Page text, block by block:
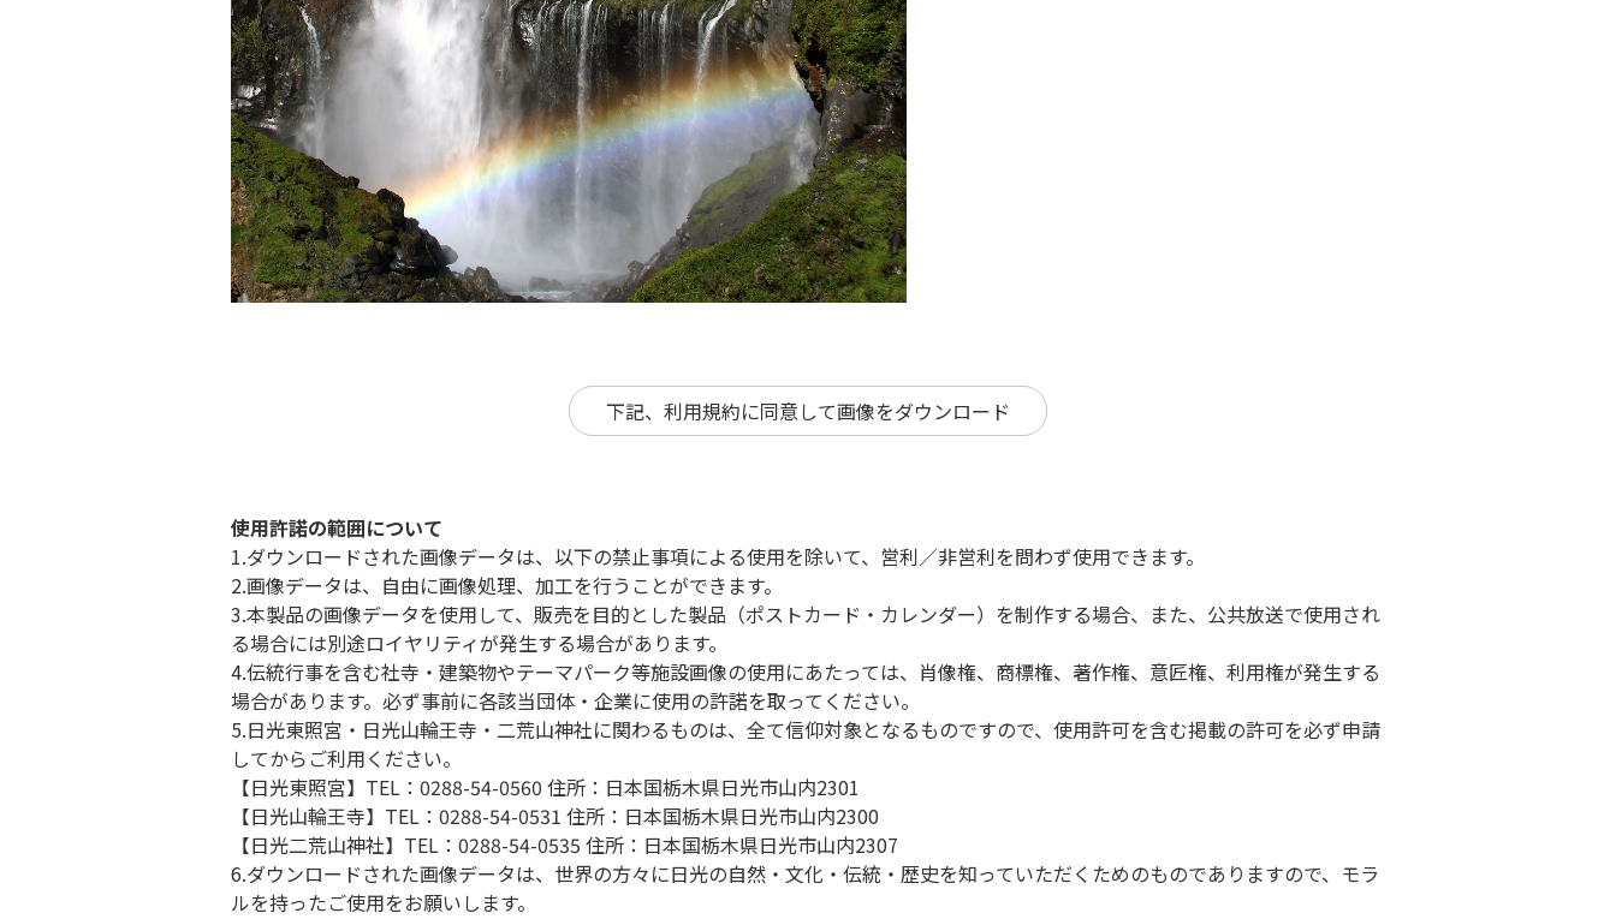
下記、利用規約に同意して画像をダウンロード
使用許諾の範囲について
1.ダウンロードされた画像データは、以下の禁止事項による使用を除いて、営利／非営利を問わず使用できます。
2.画像データは、自由に画像処理、加工を行うことができます。
3.本製品の画像データを使用して、販売を目的とした製品（ポストカード・カレンダー）を制作する場合、また、公共放送で使用され
る場合には別途ロイヤリティが発生する場合があります。
4.伝統行事を含む社寺・建築物やテーマパーク等施設画像の使用にあたっては、肖像権、商標権、著作権、意匠権、利用権が発生する
場合があります。必ず事前に各該当団体・企業に使用の許諾を取ってください。
5.日光東照宮・日光山輪王寺・二荒山神社に関わるものは、全て信仰対象となるものですので、使用許可を含む掲載の許可を必ず申請
してからご利用ください。
【日光東照宮】TEL：0288-54-0560 住所：日本国栃木県日光市山内2301
【日光山輪王寺】TEL：0288-54-0531 住所：日本国栃木県日光市山内2300
【日光二荒山神社】TEL：0288-54-0535 住所：日本国栃木県日光市山内2307
6.ダウンロードされた画像データは、世界の方々に日光の自然・文化・伝統・歴史を知っていただくためのものでありますので、モラ
ルを持ったご使用をお願いします。